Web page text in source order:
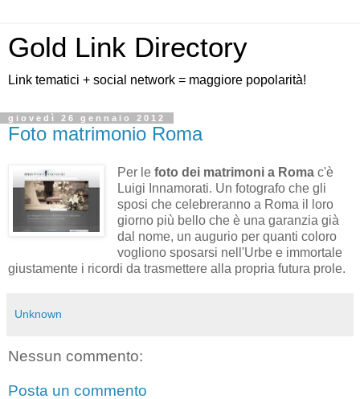
Gold Link Directory
Link tematici + social network = maggiore popolarità!
giovedì 26 gennaio 2012
Foto matrimonio Roma
Per le foto dei matrimoni a Romac'è
Luigi Innamorati. Un fotografo che gli
sposi che celebreranno a Roma il loro
giorno più bello che è una garanzia già
dal nome, un augurio per quanti coloro
vogliono sposarsi nell'Urbe e immortale
giustamente i ricordi da trasmettere alla propria futura prole.
Unknown
Nessun commento:
Posta un commento